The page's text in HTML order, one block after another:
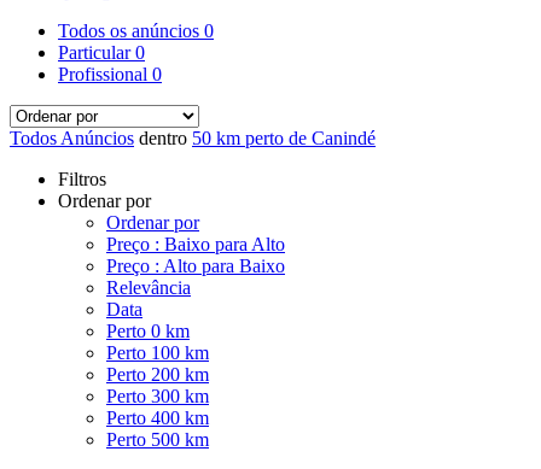
Todos os anúncios 0
Particular0
Profissional 0
Todos Anúncios dentro 50 km perto de Canindé
Filtros
Ordenar por
Ordenar por
Preço : Baixo para Alto
Preço : Alto para Baixo
Relevância
Data
Perto 0 km
Perto 100 km
Perto 200 km
Perto 300 km
Perto 400 km
Perto 500 km